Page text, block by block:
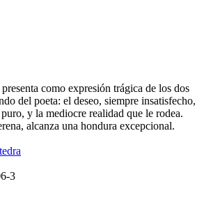
como expresión trágica de los dos
del poeta: el deseo, siempre insatisfecho,
y la mediocre realidad que le rodea.
alcanza una hondura excepcional.
3